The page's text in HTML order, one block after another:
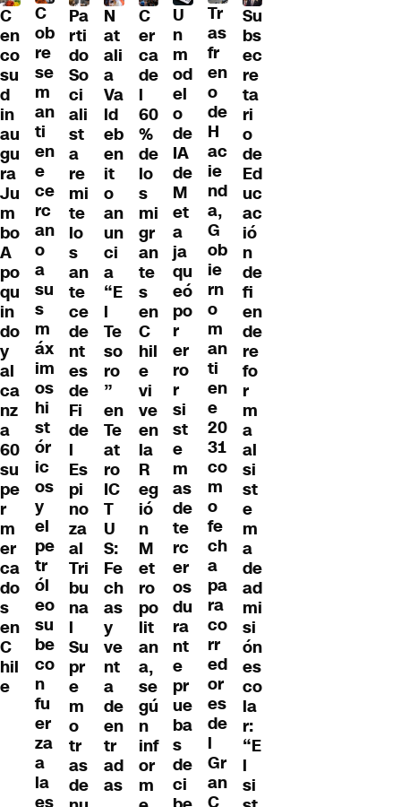
C
en
co
su
d
in
au
gu
ra
Ju
m
bo
A
po
qu
in
do
y
al
ca
nz
a
60
su
pe
r
m
er
ca
do
s
en
C
hil
e
C
ob
re
se
m
an
ti
en
e
ce
rc
an
o
a
su
s
m
áx
im
os
hi
st
ór
ic
os
y
el
pe
tr
ól
eo
su
be
co
n
fu
er
za
a
la
Pa
rti
do
So
ci
ali
st
a
re
mi
te
lo
s
an
te
ce
de
nt
es
de
Fi
de
l
Es
pi
no
za
al
Tri
bu
na
l
Su
pr
e
m
o
tr
as
de
N
at
ali
a
Va
ld
eb
en
it
o
an
un
ci
a
“E
l
Te
so
ro
”
en
Te
at
ro
IC
T
U
S:
Fe
ch
as
y
ve
nt
a
de
en
tr
ad
as
C
er
ca
de
l
60
%
de
lo
s
mi
gr
an
te
s
en
C
hil
e
vi
ve
en
la
R
eg
ió
n
M
et
ro
po
lit
an
a,
se
gú
n
inf
or
m
U
n
m
od
el
o
de
IA
de
M
et
a
ja
qu
eó
po
r
er
ro
r
si
st
e
m
as
de
te
rc
er
os
du
ra
nt
e
pr
ue
ba
s
de
ci
Tr
as
fr
en
o
de
H
ac
ie
nd
a,
G
ob
ie
rn
o
m
an
ti
en
e
20
31
co
m
o
fe
ch
a
pa
ra
co
rr
ed
or
es
de
l
Gr
an
Su
bs
ec
re
ta
ri
o
de
Ed
uc
ac
ió
n
de
fi
en
de
re
fo
r
m
a
al
si
st
e
m
a
de
ad
mi
si
ón
es
co
la
r:
“E
l
si